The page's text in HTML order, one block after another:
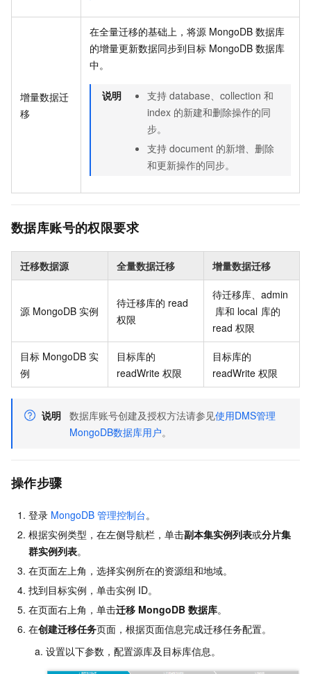
增量数据迁
移
在全量迁移的基础上，将源 MongoDB 数据库
的增量更新数据同步到目标 MongoDB 数据库
中。
说明 支持 database、collection 和
index 的新建和删除操作的同
步。
支持 document 的新增、删除
和更新操作的同步。
数据库账号的权限要求
迁移数据源 全量数据迁移 增量数据迁移
源 MongoDB 实例
待迁移库的 read
权限
待迁移库、admin
库和 local 库的
read 权限
目标 MongoDB 实
例
目标库的
readWrite 权限
目标库的
readWrite 权限
说明 数据库账号创建及授权方法请参见使用DMS管理
MongoDB数据库用户。
操作步骤
登录 MongoDB 管理控制台。
根据实例类型，在左侧导航栏，单击副本集实例列表或分片集
群实例列表。
在页面左上角，选择实例所在的资源组和地域。
找到目标实例，单击实例 ID。
在页面右上角，单击迁移 MongoDB 数据库。
在创建迁移任务页面，根据页面信息完成迁移任务配置。
设置以下参数，配置源库及目标库信息。